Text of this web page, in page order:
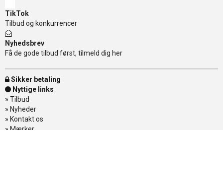
TikTok
Tilbud og konkurrencer
Nyhedsbrev
Få de gode tilbud først, tilmeld dig her
Sikker betaling
Nyttige links
» Tilbud
» Nyheder
» Kontakt os
» Mærker